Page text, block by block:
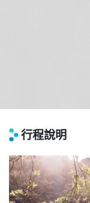
行程說明